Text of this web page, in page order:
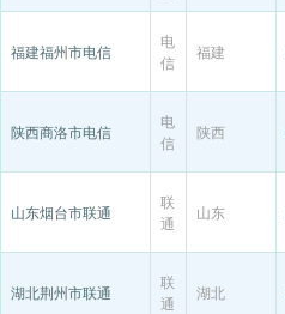
福建福州市电信
电
信
福建
陕西商洛市电信
电
信
陕西
山东烟台市联通
联
通
山东
湖北荆州市联通
联
通
湖北